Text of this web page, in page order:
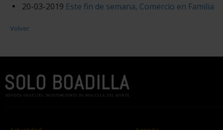
20-03-2019 Este fin de semana, Comercio en Familia
Volver